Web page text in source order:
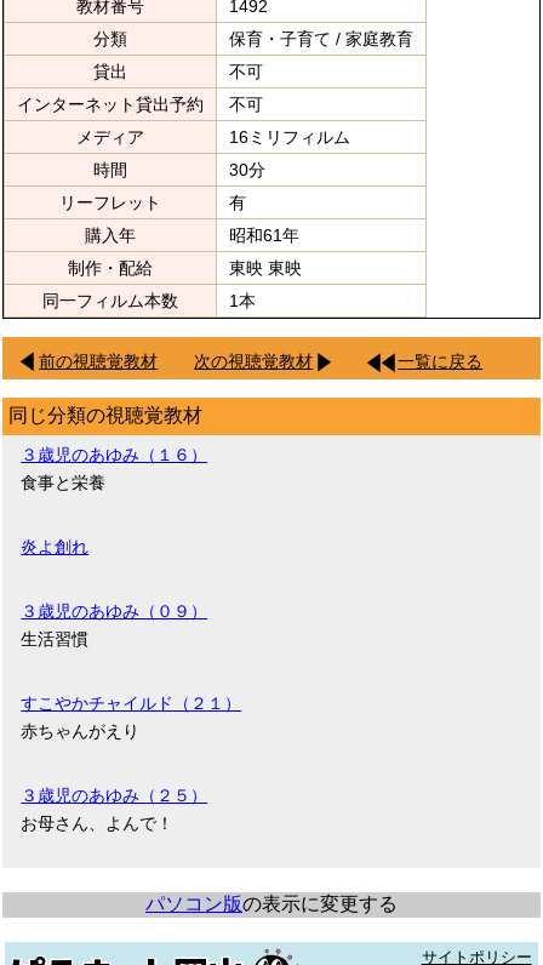
教材番号
1492
分類
保育・子育て / 家庭教育
貸出
不可
インターネット貸出予約
不可
メディア
16ミリフィルム
時間
30分
リーフレット
有
購入年
昭和61年
制作・配給
東映 東映
同一フィルム本数
1本
前の視聴覚教材 次の視聴覚教材 一覧に戻る
同じ分類の視聴覚教材
３歳児のあゆみ（１６）
食事と栄養
炎よ創れ
３歳児のあゆみ（０９）
生活習慣
すこやかチャイルド（２１）
赤ちゃんがえり
３歳児のあゆみ（２５）
お母さん、よんで！
パソコン版の表示に変更する
サイトポリシー